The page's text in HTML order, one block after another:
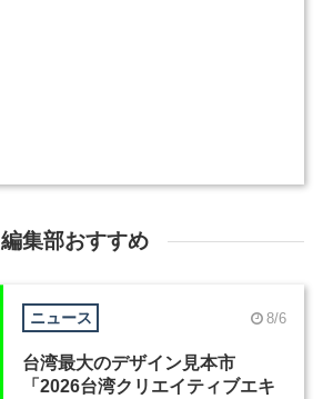
編集部おすすめ
ニュース 8/6
台湾最大のデザイン見本市
「2026台湾クリエイティブエキ